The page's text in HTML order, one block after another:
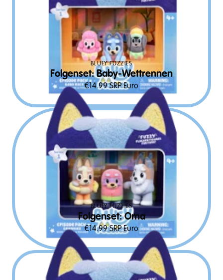
Folgenset: Baby-Wettrennen
BLUEY FUZZIES
€14.99SRP Euro
Folgenset: Oma
BLUEY FUZZIES
€14.99SRP Euro